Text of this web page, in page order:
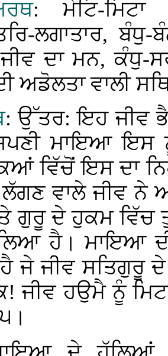
: ਮੇਟਿ-
ਲਗਾਤਾਰ,
ਦਾ ਮਨ, ਕੰਧੁ-
ਅਡੋਲਤਾ ਵਾਲੀ
: ਉੱਤਰ: ਇਹ ਜੀਵ
ਮਾਇਆ ਇਸ
ਵਿੱਚੋਂ ਇਸ ਦਾ
ਵਾਲੇ ਜੀਵ ਨੇ
ਗੁਰੂ ਦੇ ਹੁਕਮ ਵਿੱਚ
ਹੈ। ਮਾਇਆ ਦੀ
ਹੈ ਜੇ ਜੀਵ ਸਤਿਗੁਰੂ
ਜੀਵ ਹਉਮੈ ਨੂੰ